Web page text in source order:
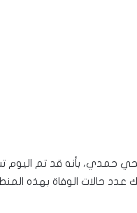
حمدي، بأنه قد تم اليوم
حالات الوفاة بهذه المنطقة